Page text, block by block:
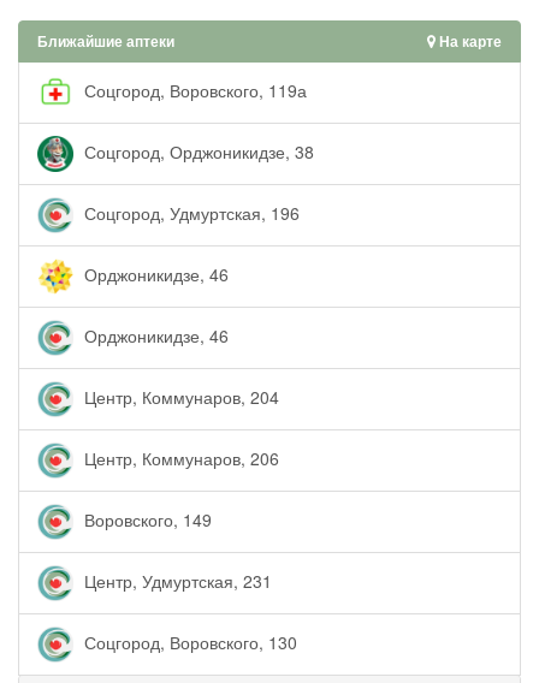
Ближайшие аптеки На карте
Соцгород, Воровского, 119а
Соцгород, Орджоникидзе, 38
Соцгород, Удмуртская, 196
Орджоникидзе, 46
Орджоникидзе, 46
Центр, Коммунаров, 204
Центр, Коммунаров, 206
Воровского, 149
Центр, Удмуртская, 231
Соцгород, Воровского, 130